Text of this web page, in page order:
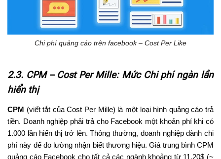
Chi phí quảng cáo trên facebook – Cost Per Like
2.3. CPM – Cost Per Mille: Mức Chi phí ngàn lần
hiển thị
CPM (viết tắt của Cost Per Mille) là một loại hình quảng cáo trả
tiền. Doanh nghiệp phải trả cho Facebook một khoản phí khi có
1.000 lần hiển thị trở lên. Thông thường, doanh nghiệp dành chi
phí này để đo lường nhận biết thương hiệu. Giá trung bình CPM
quảng cáo Facebook cho tất cả các ngành khoảng từ 11.20$ (~